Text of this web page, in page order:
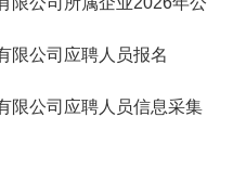
限公司应聘人员报名
限公司应聘人员信息采集